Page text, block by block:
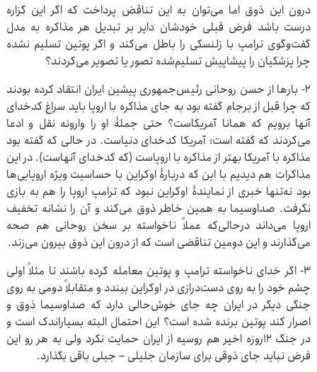
درون این ذوق اما می‌توان به این تناقض پرداخت که اگر این گزاره
درست باشد فرض قبلی خودشان دایر بر تبدیل هر مذاکره به مدل
گفت‌وگوی ترامپ با زلنسکی را باطل می‌کند و اگر پوتین تسلیم نشده
چرا پزشکیان را پیشاپیش تسلیم‌شده تصور یا تصویر می‌کردند؟
۲- بارها از حسن روحانی رئیس‌جمهوری پیشین ایران انتقاد کرده بودند
که چرا قبل از برجام گفته بود به جای مذاکره با اروپا باید سراغ کدخدای
آنها برویم که همانا آمریکاست؟ حتی جملۀ او را وارونه نقل و ادعا
می‌کردند که گفته است: آمریکا کدخدای دنیاست. در حالی که گفته بود
مذاکره با آمریکا بهتر از مذاکره با اروپاست (که کدخدای آنهاست). در این
مذاکرات هم دیدیم با این که دربارۀ اوکراین با حساسیت ویژه اروپایی‌ها
بود نه‌تنها خبری از نمایندۀ اوکراین نبود که ترامپ اروپا را هم به بازی
نگرفت. صداوسیما به همین خاطر ذوق می‌کند و آن را نشانه تخفیف
اروپا می‌داند درحالی‌که عملاً ناخواسته بر سخن روحانی هم صحه
می‌گذارند و این دومین تناقضی است که از درون این ذوق بیرون می‌زند.
۳- اگر خدای ناخواسته ترامپ و پوتین معامله کرده باشند تا مثلاً اولی
چشم خود را به روی دست‌درازی در اوکراین ببندد و متقابلاً دومی به روی
جنگی دیگر در ایران چه جای خوش‌حالی دارد که صداوسیما ذوق و
اصرار کند پوتین برنده شده است؟ این احتمال البته بسیاراندک است و
در جنگ ۱۲روزه اخیر هم روسیه از ایران حمایت نکرد ولی به هر رو این
فرض نباید جای ذوقی برای سازمان جلیلی – جبلی باقی بگذارد.